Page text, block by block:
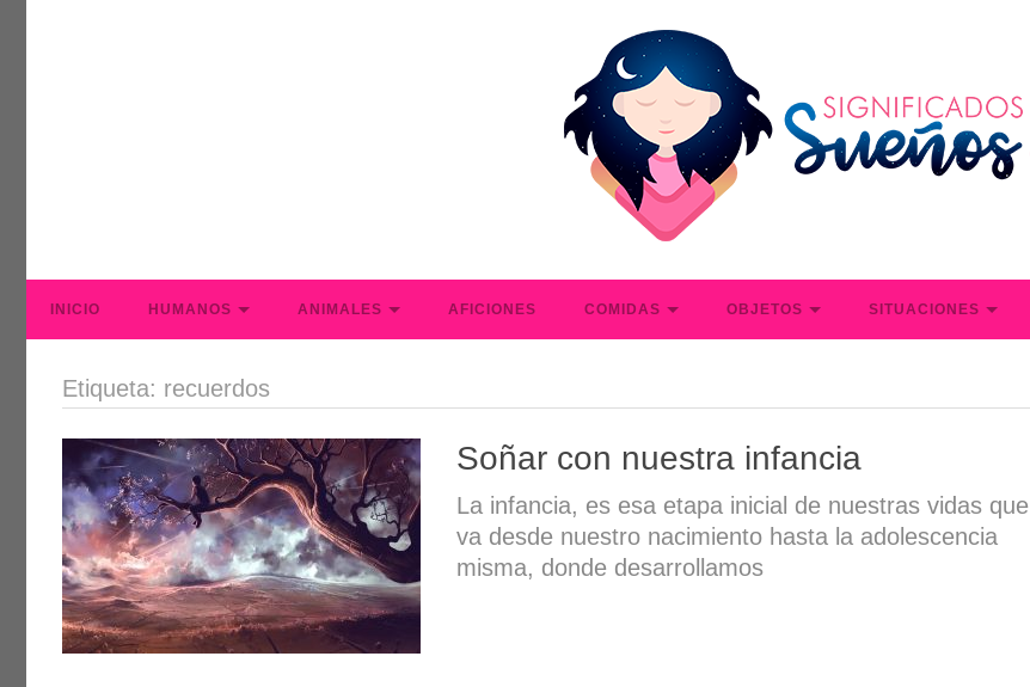
INICIO HUMANOS ANIMALES AFICIONES COMIDAS OBJETOS SITUACIONES
Etiqueta: recuerdos
Soñar con nuestra infancia
La infancia, es esa etapa inicial de nuestras vidas que
va desde nuestro nacimiento hasta la adolescencia
misma, donde desarrollamos